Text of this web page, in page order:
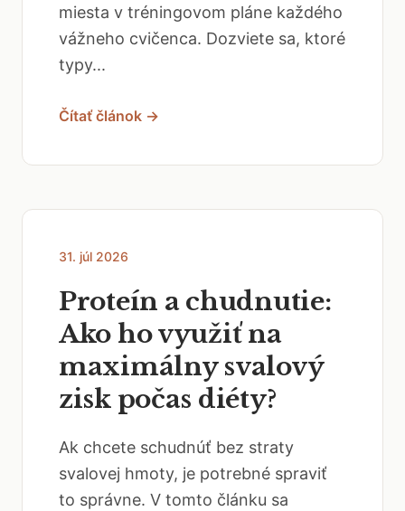
miesta v tréningovom pláne každého
vážneho cvičenca. Dozviete sa, ktoré
typy...
Čítať článok →
31. júl 2026
Proteín a chudnutie:
Ako ho využiť na
maximálny svalový
zisk počas diéty?
Ak chcete schudnúť bez straty
svalovej hmoty, je potrebné spraviť
to správne. V tomto článku sa